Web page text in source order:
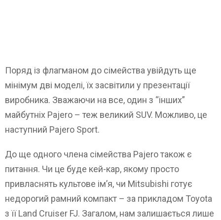
Поряд із флагманом до сімейства увійдуть ще
мінімум дві моделі, їх засвітили у презентації
виробника. Зважаючи на все, один з “інших”
майбутніх Pajero – теж великий SUV. Можливо, це
наступний Pajero Sport.
До ще одного члена сімейства Pajero також є
питання. Чи це буде кей-кар, якому просто
привласнять культове ім’я, чи Mitsubishi готує
недорогий рамний компакт – за прикладом Toyota
з її Land Cruiser FJ. Загалом, нам залишається лише